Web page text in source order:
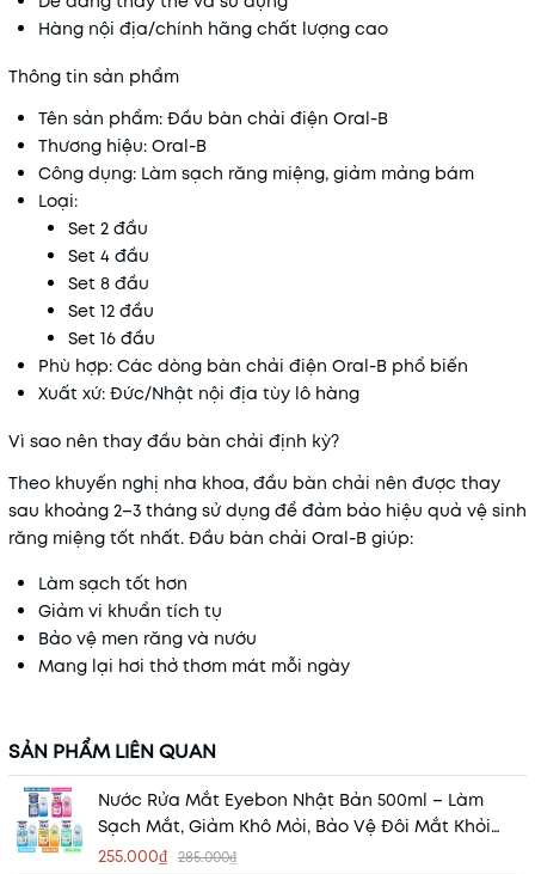
Hàng nội địa/chính hãng chất lượng cao
Thông tin sản phẩm
Tên sản phẩm: Đầu bàn chải điện Oral-B
Thương hiệu: Oral-B
Công dụng: Làm sạch răng miệng, giảm mảng bám
Loại:
Set 2 đầu
Set 4 đầu
Set 8 đầu
Set 12 đầu
Set 16 đầu
Phù hợp: Các dòng bàn chải điện Oral-B phổ biến
Xuất xứ: Đức/Nhật nội địa tùy lô hàng
Vì sao nên thay đầu bàn chải định kỳ?
Theo khuyến nghị nha khoa, đầu bàn chải nên được thay
sau khoảng 2–3 tháng sử dụng để đảm bảo hiệu quả vệ sinh
răng miệng tốt nhất. Đầu bàn chải Oral-B giúp:
Làm sạch tốt hơn
Giảm vi khuẩn tích tụ
Bảo vệ men răng và nướu
Mang lại hơi thở thơm mát mỗi ngày
SẢN PHẨM LIÊN QUAN
Nước Rửa Mắt Eyebon Nhật Bản 500ml – Làm
Sạch Mắt, Giảm Khô Mỏi, Bảo Vệ Đôi Mắt Khỏi
Bụi Bẩn
255.000₫ 285.000₫